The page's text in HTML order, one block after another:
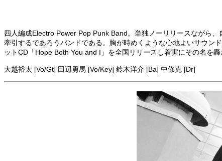
四人編成Electro Power Pop Punk Band。単独ノーリリースながら
牽引するであろうバンドである。胸が時めくような心地よいサウン
ットCD「Hope Both You and I」を全国リリースし着実にその名を轟
大越裕太 [Vo/Gt] 田辺勇馬 [Vo/Key] 鈴木洋介 [Ba] 中條克 [Dr]